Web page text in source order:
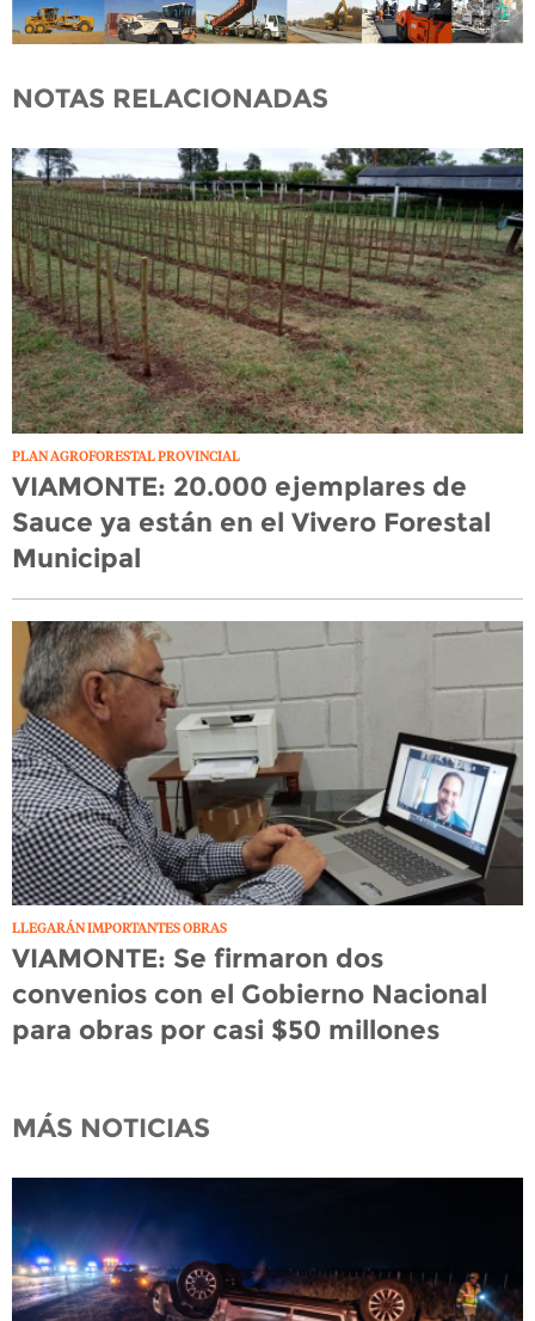
NOTAS RELACIONADAS
PLAN AGROFORESTAL PROVINCIAL
VIAMONTE: 20.000 ejemplares de
Sauce ya están en el Vivero Forestal
Municipal
LLEGARÁN IMPORTANTES OBRAS
VIAMONTE: Se firmaron dos
convenios con el Gobierno Nacional
para obras por casi $50 millones
MÁS NOTICIAS